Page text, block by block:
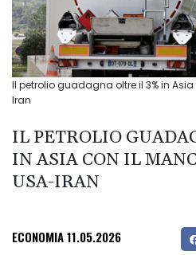
Il petrolio guadagna oltre il 3% in
Iran
IL PETROLIO
IN ASIA CON IL
USA-IRAN
ECONOMIA11.05.2026